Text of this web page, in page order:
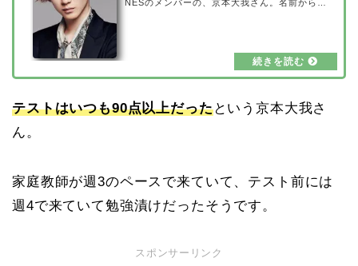
NESのメンバーの、京本大我さん。名前からし
本政樹さんの親子共演についてや、仲良しエピ
ソードについてまとめてみました。京本大我の
玉」に出演されている俳優の京本政樹さんで
テストはいつも90点以上だったという京本大我さ
ん。
家庭教師が週3のペースで来ていて、テスト前には
週4で来ていて勉強漬けだったそうです。
スポンサーリンク